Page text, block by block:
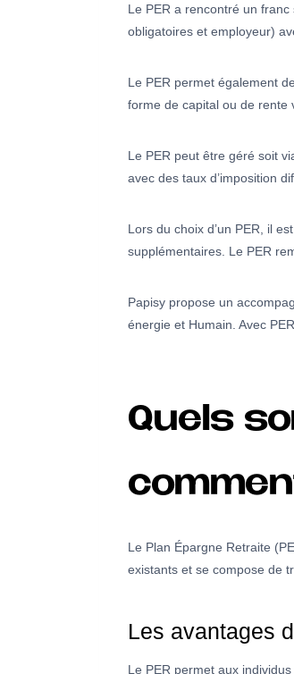
Le PER a rencontré un
obligatoires et employeur)
Le PER permet également
forme de capital ou de rente
Le PER peut être géré soit
avec des taux d’imposition
Lors du choix d’un PER, il
supplémentaires. Le PER
Papisy propose un
énergie et Humain. Avec
Quels
Le Plan Épargne Retraite
existants et se compose de
Les avantages
Le PER permet aux